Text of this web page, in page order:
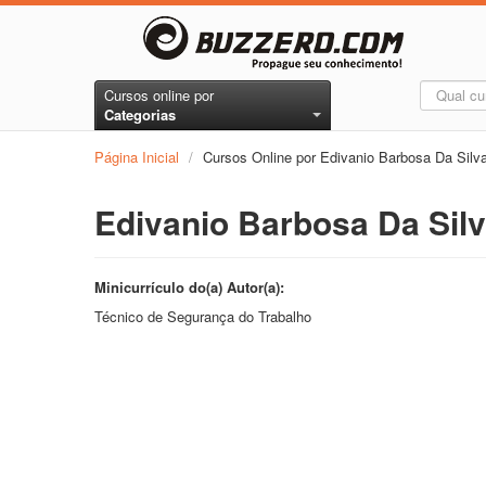
Cursos online por
Categorias
Página Inicial / Cursos Online por Edivanio Barbosa Da
Edivanio Barbosa Da
Minicurrículo do(a) Autor(a):
Técnico de Segurança do Trabalho